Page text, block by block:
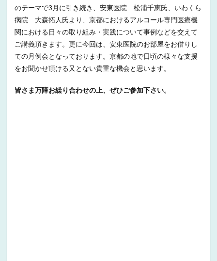
のテーマで3月に引き続き、安東医院 松浦千恵氏、いわくら
病院 大森拓人氏より、京都におけるアルコール専門医療機
関における日々の取り組み・実践について事例などを交えて
ご講義頂きます。更に今回は、安東医院のお部屋をお借りし
ての月例会となっております。京都の地で日頃の様々な支援
をお聞かせ頂ける又とない貴重な機会と思います。
皆さま万障お繰り合わせの上、ぜひご参加下さい。